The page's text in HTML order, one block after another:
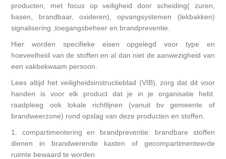
producten, met focus op veiligheid door scheiding( zuren,
basen, brandbaar, oxideren), opvangsystemen (lekbakken)
signalisering ,toegangsbeheer en brandpreventie.
Hier worden specifieke eisen opgelegd voor type en
hoeveelheid van de stoffen en al dan niet de aanwezigheid van
een vakbekwaam persoon.
Lees altijd het veiligheidsinstructieblad (VIB), zorg dat dit voor
handen is voor elk product dat je in je organisatie hebt.
raadpleeg ook lokale richtlijnen (vanuit bv gemeente of
brandweerzone) rond opslag van deze producten en stoffen.
1. compartimentering en brandpreventie: brandbare stoffen
dienen in brandwerende kasten of gecompartimenteerde
ruimte bewaard te worden